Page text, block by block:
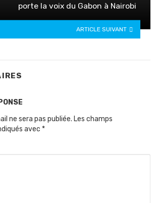
porte la voix du Gabon à Nairobi
ARTICLE SUIVANT
ne sera pas publiée. Les champs
avec *